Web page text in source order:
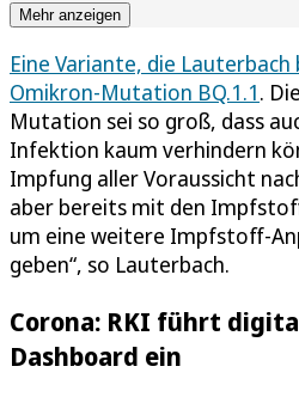
Mehr anzeigen
Eine Variante, die
Omikron-Mutation BQ.1.1.
Mutation sei so groß, dass
Infektion kaum verhindern
Impfung aller Voraussicht
aber bereits mit den
um eine weitere Impfstoff-
geben“, so Lauterbach.
Corona: RKI führt
Dashboard ein